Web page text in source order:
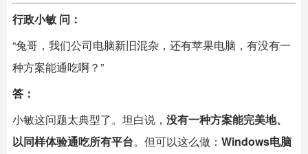
行政小敏 问：
“兔哥，我们公司电脑新旧混杂，还有苹果电脑，有没有一
种方案能通吃啊？”
答：
小敏这问题太典型了。坦白说， 没有一种方案能完美地、
以同样体验通吃所有平台。但可以这么做： Windows电脑